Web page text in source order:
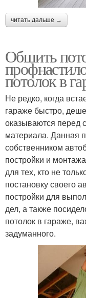
читать дальше →
Обшить
потолок в
Не редко, когда
гараже быстро,
оказываются перед
материала. Данная
собственником
постройки и
для тех, кто не
постановку своего
постройки для
дел, а также
потолок в гараже,
задуманного.